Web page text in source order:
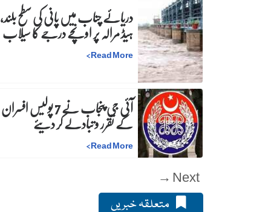
دریائے چناب میں پانی کی سطح بلند،
ہیڈ مرالہ پر اونچے درجے کا سیلاب
Read More
>
آئی جی پنجاب نے 7 پولیس افسرانکے تقرر و تبادلے کر دیئے
Read More
>
Next →
متعلقہ خبریں